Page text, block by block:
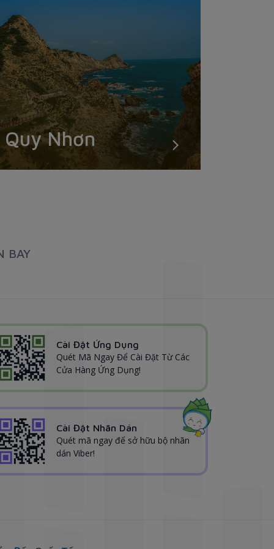
Quy Nhơn
BAY
Cài Đặt Ứng Dụng
Quét Mã Ngay Để Cài Đặt Từ Các
Cửa Hàng Ứng Dụng!
Cài Đặt Nhãn Dán
Quét mã ngay để sở hữu bộ nhãn
dán Viber!